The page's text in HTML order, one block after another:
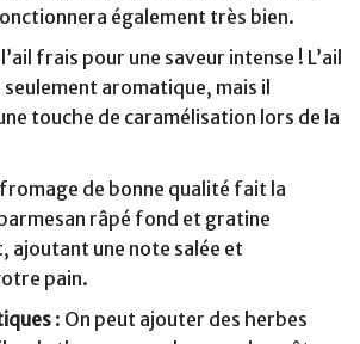
également très bien.
frais pour une saveur intense ! L’ail
aromatique, mais il
touche de caramélisation lors de la
de bonne qualité fait la
râpé fond et gratine
ajoutant une note salée et
pain.
: On peut ajouter des herbes